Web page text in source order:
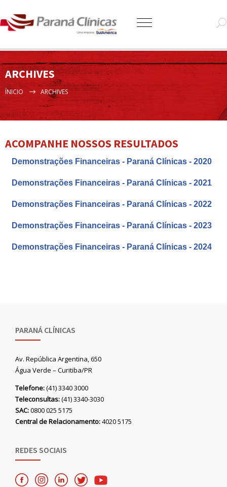
ARCHIVES
ÍNICIO ARCHIVES
ACOMPANHE NOSSOS RESULTADOS
Demonstrações Financeiras - Paraná Clínicas - 2020
Demonstrações Financeiras - Paraná Clínicas - 2021
Demonstrações Financeiras - Paraná Clínicas - 2022
Demonstrações Financeiras - Paraná Clínicas - 2023
Demonstrações Financeiras - Paraná Clínicas - 2024
PARANÁ CLÍNICAS
Av. República Argentina, 650
Água Verde – Curitiba/PR
Telefone:(41) 3340 3000
Teleconsultas:(41) 3340-3030
SAC:0800 025 5175
Central de Relacionamento:4020 5175
REDES SOCIAIS